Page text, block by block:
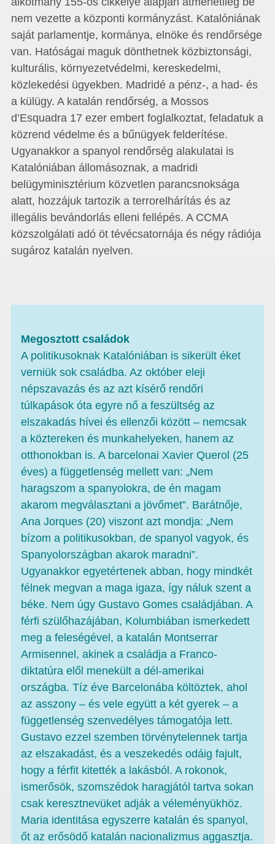
nem vezette a központi kormányzást. Katalóniának
saját parlamentje, kormánya, elnöke és rendőrsége
van. Hatóságai maguk dönthetnek közbiztonsági,
kulturális, környezetvédelmi, kereskedelmi,
közlekedési ügyekben. Madridé a pénz-, a had- és
a külügy. A katalán rendőrség, a Mossos
d’Esquadra 17 ezer embert foglalkoztat, feladatuk a
közrend védelme és a bűnügyek felderítése.
Ugyanakkor a spanyol rendőrség alakulatai is
Katalóniában állomásoznak, a madridi
belügyminisztérium közvetlen parancsnoksága
alatt, hozzájuk tartozik a terrorelhárítás és az
illegális bevándorlás elleni fellépés. A CCMA
közszolgálati adó öt tévécsatornája és négy rádiója
sugároz katalán nyelven.
Megosztott családok
A politikusoknak Katalóniában is sikerült éket
verniük sok családba. Az október eleji
népszavazás és az azt kísérő rendőri
túlkapások óta egyre nő a feszültség az
elszakadás hívei és ellenzői között – nemcsak
a köztereken és munkahelyeken, hanem az
otthonokban is. A barcelonai Xavier Querol (25
éves) a függetlenség mellett van: „Nem
haragszom a spanyolokra, de én magam
akarom megválasztani a jövőmet”. Barátnője,
Ana Jorques (20) viszont azt mondja: „Nem
bízom a politikusokban, de spanyol vagyok, és
Spanyolországban akarok maradni”.
Ugyanakkor egyetértenek abban, hogy mindkét
félnek megvan a maga igaza, így náluk szent a
béke. Nem úgy Gustavo Gomes családjában. A
férfi szülőhazájában, Kolumbiában ismerkedett
meg a feleségével, a katalán Montserrar
Armisennel, akinek a családja a Franco-
diktatúra elől menekült a dél-amerikai
országba. Tíz éve Barcelonába költöztek, ahol
az asszony – és vele együtt a két gyerek – a
függetlenség szenvedélyes támogatója lett.
Gustavo ezzel szemben törvénytelennek tartja
az elszakadást, és a veszekedés odáig fajult,
hogy a férfit kitették a lakásból. A rokonok,
ismerősök, szomszédok haragjától tartva sokan
csak keresztnevüket adják a véleményükhöz.
Maria identitása egyszerre katalán és spanyol,
őt az erősödő katalán nacionalizmus aggasztja.